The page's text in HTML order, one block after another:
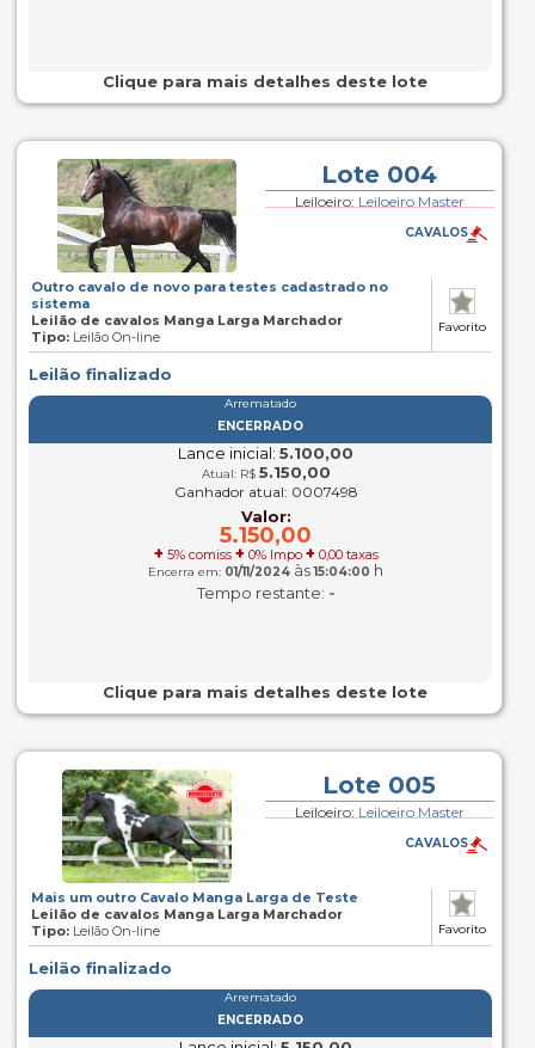
Clique para mais detalhes deste lote
Lote 004
Leiloeiro: Leiloeiro Master
Outro cavalo de novo para testes cadastrado no
sistema
Leilão de cavalos Manga Larga Marchador
Tipo:Leilão On-line
Favorito
CAVALOS
Leilão finalizado
Arrematado
ENCERRADO
Lance inicial: 5.100,00
Atual: R$ 5.150,00
Ganhador atual: 0007498
Valor:
5.150,00
+ 5% comiss + 0% Impo + 0,00 taxas
Encerra em: 01/11/2024 às15:04:00 h
Tempo restante: -
Clique para mais detalhes deste lote
Lote 005
Leiloeiro: Leiloeiro Master
Mais um outro Cavalo Manga Larga de Teste
Leilão de cavalos Manga Larga Marchador
Tipo:Leilão On-line Favorito
CAVALOS
Leilão finalizado
Arrematado
ENCERRADO